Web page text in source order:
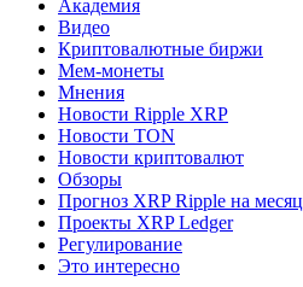
Академия
Видео
Криптовалютные биржи
Мем-монеты
Мнения
Новости Ripple XRP
Новости TON
Новости криптовалют
Обзоры
Прогноз XRP Ripple на месяц
Проекты XRP Ledger
Регулирование
Это интересно